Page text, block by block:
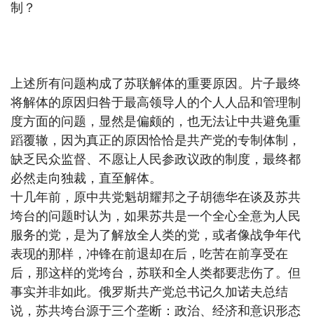
制？
上述所有问题构成了苏联解体的重要原因。片子最终
将解体的原因归咎于最高领导人的个人人品和管理制
度方面的问题，显然是偏颇的，也无法让中共避免重
蹈覆辙，因为真正的原因恰恰是共产党的专制体制，
缺乏民众监督、不愿让人民参政议政的制度，最终都
必然走向独裁，直至解体。
十几年前，原中共党魁胡耀邦之子胡德华在谈及苏共
垮台的问题时认为，如果苏共是一个全心全意为人民
服务的党，是为了解放全人类的党，或者像战争年代
表现的那样，冲锋在前退却在后，吃苦在前享受在
后，那这样的党垮台，苏联和全人类都要悲伤了。但
事实并非如此。俄罗斯共产党总书记久加诺夫总结
说，苏共垮台源于三个垄断：政治、经济和意识形态